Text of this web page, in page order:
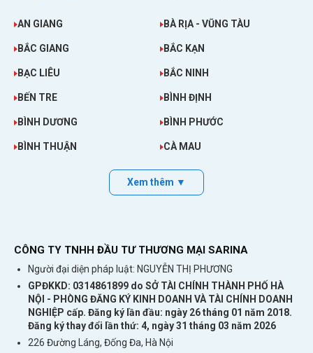
AN GIANG BÀ RỊA - VŨNG TÀU
BẮC GIANG BẮC KẠN
BẠC LIÊU BẮC NINH
BẾN TRE BÌNH ĐỊNH
BÌNH DƯƠNG BÌNH PHƯỚC
BÌNH THUẬN CÀ MAU
Xem thêm ▼
CÔNG TY TNHH ĐẦU TƯ THƯƠNG MẠI SARINA
Người đại diện pháp luật: NGUYỄN THỊ PHƯƠNG
GPĐKKD: 0314861899 do SỞ TÀI CHÍNH THÀNH PHỐ HÀ
NỘI - PHÒNG ĐĂNG KÝ KINH DOANH VÀ TÀI CHÍNH DOANH
NGHIỆP cấp. Đăng ký lần đầu: ngày 26 tháng 01 năm 2018.
Đăng ký thay đổi lần thứ: 4, ngày 31 tháng 03 năm 2026
226 Đường Láng, Đống Đa, Hà Nội